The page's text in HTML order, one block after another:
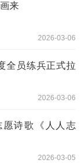
来
2026-03-06
全员练兵正式拉
2026-03-06
诗歌《人人志
2026-03-05